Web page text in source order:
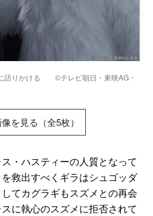
語りかける ©テレビ朝日・東映AG・
を見る（全5枚）
・ハスティーの人質となって
救出すべくギラはシュゴッダ
てカグラギもスズメとの再会
に執心のスズメに拒否されて